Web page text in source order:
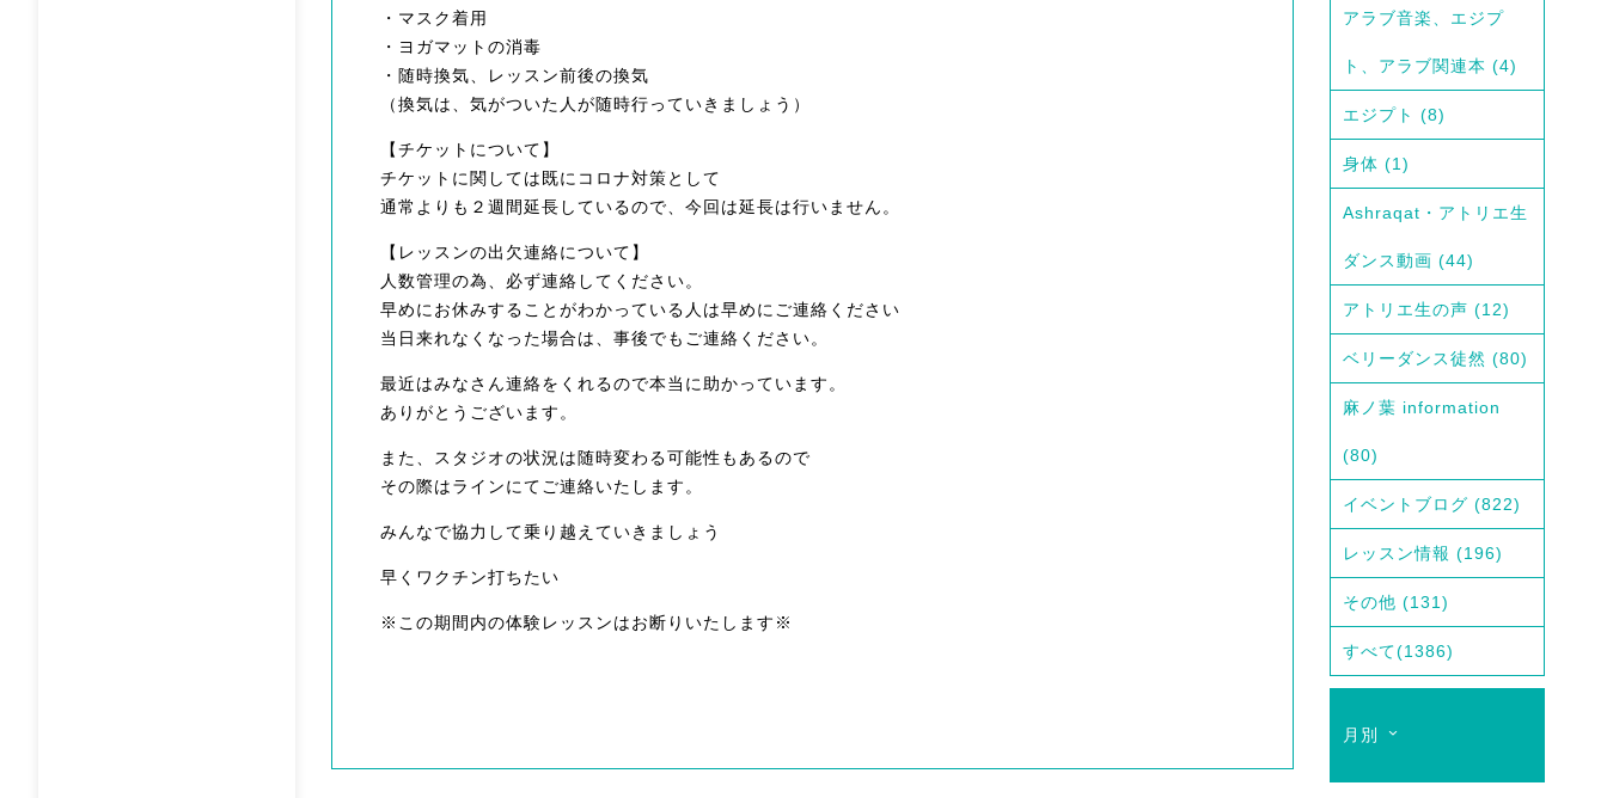
・マスク着用
・ヨガマットの消毒
・随時換気、レッスン前後の換気
（換気は、気がついた人が随時行っていきましょう）
【チケットについて】
チケットに関しては既にコロナ対策として
通常よりも２週間延長しているので、今回は延長は行いません。
【レッスンの出欠連絡について】
人数管理の為、必ず連絡してください。
早めにお休みすることがわかっている人は早めにご連絡ください
当日来れなくなった場合は、事後でもご連絡ください。
最近はみなさん連絡をくれるので本当に助かっています。
ありがとうございます。
また、スタジオの状況は随時変わる可能性もあるので
その際はラインにてご連絡いたします。
みんなで協力して乗り越えていきましょう
早くワクチン打ちたい
※この期間内の体験レッスンはお断りいたします ※
アラブ音楽、エジプ
ト、アラブ関連本 (4)
エジプト (8)
身体 (1)
Ashraqat・アトリエ生
ダンス動画 (44)
アトリエ生の声 (12)
ベリーダンス徒然 (80)
麻ノ葉 information
(80)
イベントブログ (822)
レッスン情報 (196)
その他 (131)
すべて(1386)
月別